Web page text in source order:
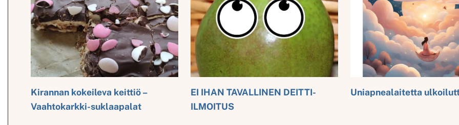
Kirannan kokeileva keittiö –
Vaahtokarkki-suklaapalat
EI IHAN TAVALLINEN DEITTI-
ILMOITUS
Uniapnealaitetta